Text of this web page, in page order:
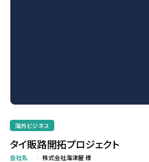
海外ビジネス
タイ販路開拓プロジェクト
会社名
株式会社海津屋 様